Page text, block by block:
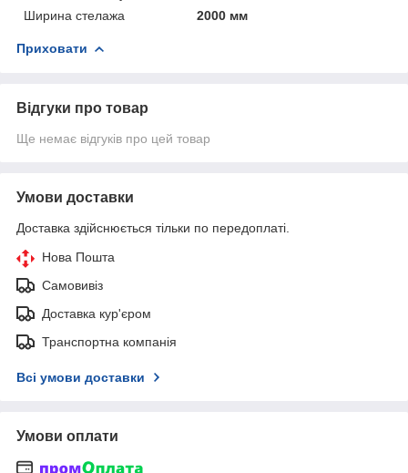
Ширина стелажа
2000 мм
Приховати
Відгуки про товар
Ще немає відгуків про цей товар
Умови доставки
Доставка здійснюється тільки по передоплаті.
Нова Пошта
Самовивіз
Доставка кур'єром
Транспортна компанія
Всі умови доставки
Умови оплати